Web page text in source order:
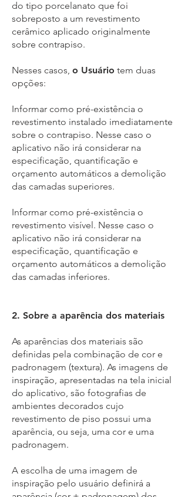
do tipo porcelanato que foi
sobreposto a um revestimento
cerâmico aplicado originalmente
sobre contrapiso.
Nesses casos, o Usuário tem duas
opções:
Informar como pré-existência o
revestimento instalado imediatamente
sobre o contrapiso. Nesse caso o
aplicativo não irá considerar na
especificação, quantificação e
orçamento automáticos a demolição
das camadas superiores.
Informar como pré-existência o
revestimento visível. Nesse caso o
aplicativo não irá considerar na
especificação, quantificação e
orçamento automáticos a demolição
das camadas inferiores.
2. Sobre a aparência dos materiais
As aparências dos materiais são
definidas pela combinação de cor e
padronagem (textura). As imagens de
inspiração, apresentadas na tela inicial
do aplicativo, são fotografias de
ambientes decorados cujo
revestimento de piso possui uma
aparência, ou seja, uma cor e uma
padronagem.
A escolha de uma imagem de
inspiração pelo usuário definirá a